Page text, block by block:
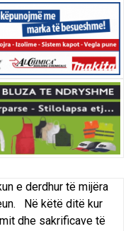
e derdhur të mijëra
Në këtë ditë kur
dhe sakrificave të